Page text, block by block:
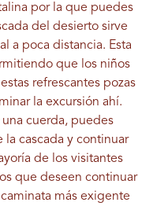
por la que puedes
del desierto sirve
a poca distancia. Esta
que los niños
refrescantes pozas
la excursión ahí.
cuerda, puedes
cascada y continuar
de los visitantes
que deseen continuar
más exigente